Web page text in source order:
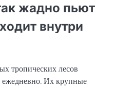
жадно пьют
внутри
тропических лесов
Их крупные